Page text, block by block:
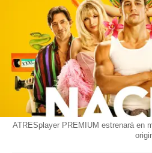
ATRESplayer PREMIUM estrenará en